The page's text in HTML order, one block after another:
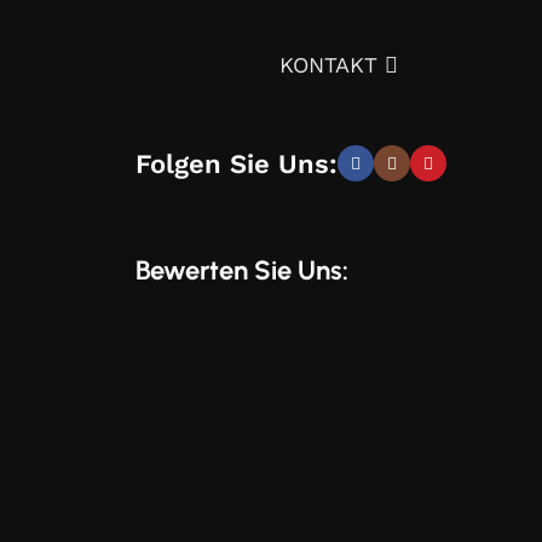
– und trotzdem günstig.Überzeugen Sie sich
moderne und stilvolle Lösungen, die Sie
Wünschen zu entwickeln. Sie erhalten speziell
KONTAKT
Folgen Sie Uns:
Bewerten Sie Uns: